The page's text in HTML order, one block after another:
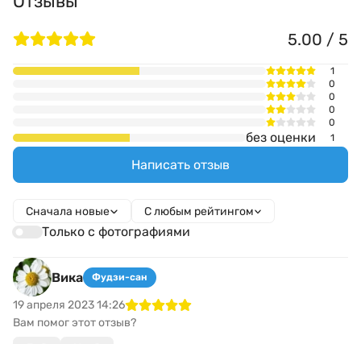
5.00 / 5
1
0
0
0
0
без оценки 1
Написать отзыв
Сначала новые С любым рейтингом
Только с фотографиями
Вика Фудзи-сан
19 апреля 2023 14:26
Вам помог этот отзыв?